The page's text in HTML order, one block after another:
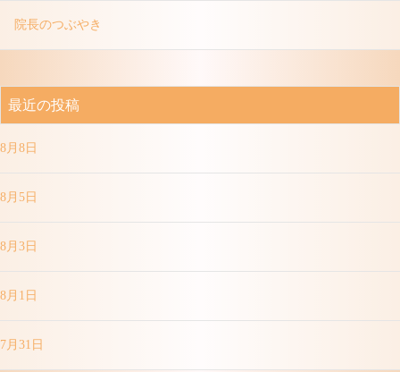
院長のつぶやき
最近の投稿
8月8日
8月5日
8月3日
8月1日
7月31日